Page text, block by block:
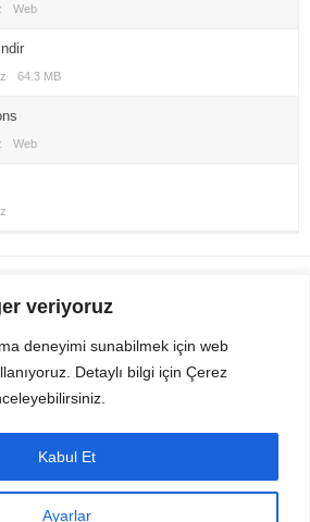
veriyoruz
deneyimi sunabilmek için web
Detaylı bilgi için Çerez
Ayarlar
Kabul Et
Web
64.3 MB
Web
Android Uygulama, Android Oyun, Apk
ve cep telefonlarınızda kullanabilirsiniz.